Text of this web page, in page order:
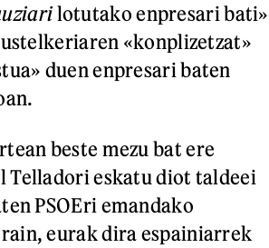
lotutako enpresari bati»
ustelkeriaren «konplizetzat»
duen enpresari baten
beste mezu bat ere
Telladori eskatu diot taldeei
PSOEri emandako
eurak dira espainiarrek